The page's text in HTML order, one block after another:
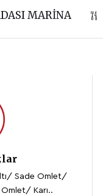
MARINA
Sade Omlet/
Karı..